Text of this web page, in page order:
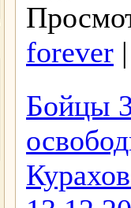
forever
Бойцы